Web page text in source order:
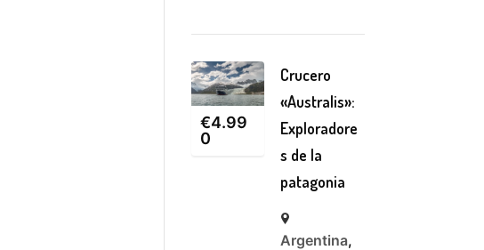
€4.99
0
Crucero
«Australis»:
Exploradore
s de la
patagonia
Argentina,